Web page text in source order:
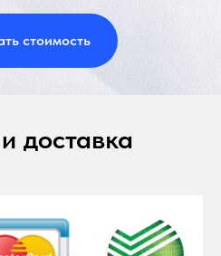
стоимость
доставка